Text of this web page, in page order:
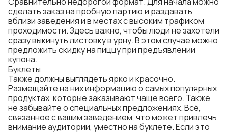
сделать заказ на пробную партию и раздавать
вблизи заведения и в местах с высоким трафиком
проходимости. Здесь важно, чтобы люди не захотели
сразу выкинуть листовку в урну. В этом случае можно
предложить скидку на пиццу при предъявлении
купона.
Буклеты
Также должны выглядеть ярко и красочно.
Размещайте на них информацию о самых популярных
продуктах, которые заказывают чаще всего. Также
не забывайте о специальных предложениях. Всё,
связанное с вашим заведением, что может привлечь
внимание аудитории, уместно на буклете. Если это